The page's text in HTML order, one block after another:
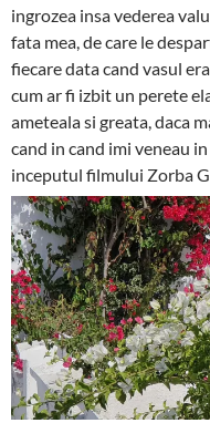
ingrozea insa vederea
fata mea, de care le
fiecare data cand vasul
cum ar fi izbit un perete
ameteala si greata, daca
cand in cand imi veneau
inceputul filmului Zorba